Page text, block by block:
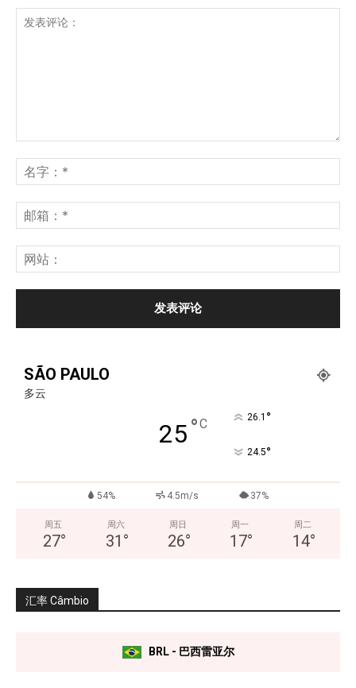
SÃO PAULO
多云
25°C 26.1 °
24.5°
54% 4.5m/s 37%
周五
27°
周六
31 °
周日
26°
周一
17°
周二
14°
汇率 Câmbio
BRL - 巴西雷亚尔